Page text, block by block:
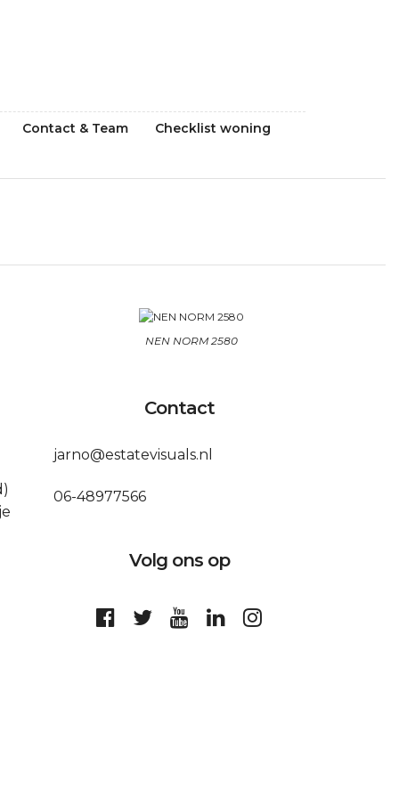
Contact & Team Checklist woning
NEN NORM 2580
Contact
jarno@estatevisuals.nl
06-48977566
Volg ons op